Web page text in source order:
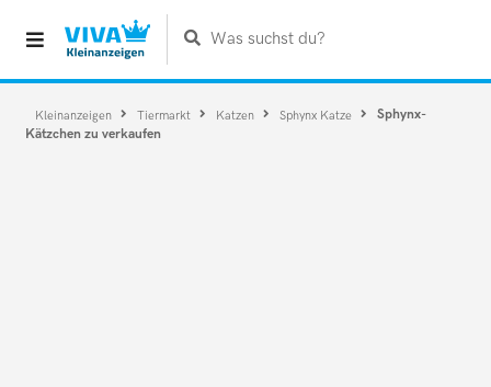
Was suchst du?
Kleinanzeigen Tiermarkt Katzen Sphynx Katze
Sphynx-
Kätzchen zu verkaufen